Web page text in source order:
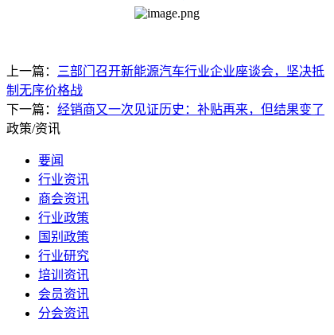
上一篇：
三部门召开新能源汽车行业企业座谈会，坚决抵
制无序价格战
下一篇： 经销商又一次见证历史：补贴再来，但结果变了
政策/资讯
要闻
行业资讯
商会资讯
行业政策
国别政策
行业研究
培训资讯
会员资讯
分会资讯